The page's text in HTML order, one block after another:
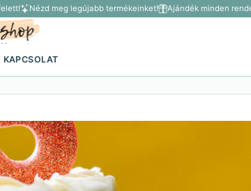
Nézd meg legújabb termékeinket! Ajándék minden
KAPCSOLAT